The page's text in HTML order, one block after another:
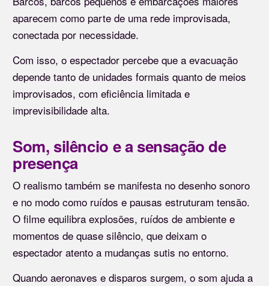
aparecem como parte de uma rede improvisada,
conectada por necessidade.
Com isso, o espectador percebe que a evacuação
depende tanto de unidades formais quanto de meios
improvisados, com eficiência limitada e
imprevisibilidade alta.
Som, silêncio e a sensação de
presença
O realismo também se manifesta no desenho sonoro
e no modo como ruídos e pausas estruturam tensão.
O filme equilibra explosões, ruídos de ambiente e
momentos de quase silêncio, que deixam o
espectador atento a mudanças sutis no entorno.
Quando aeronaves e disparos surgem, o som ajuda a